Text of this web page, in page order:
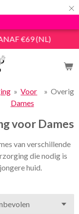
×
€69 (NL)
» Voor
Dames
» Overig
voor Dames
van verschillende
die nodig is
huid.